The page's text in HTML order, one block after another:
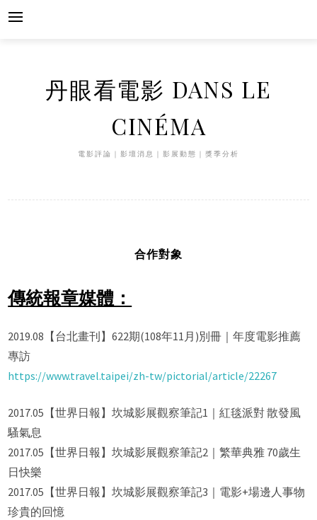
Skip
丹眼看電影 DANS LE
CINÉMA
電影評論｜影壇消息｜影展動態｜獎季分析
合作對象
傳統報章媒體：
2019.08【台北畫刊】622期(108年11月)別冊｜年度電影推薦
專訪
https://www.travel.taipei/zh-tw/pictorial/article/22267
2017.05【世界日報】坎城影展觀察筆記1｜紅毯派對 散發風
騷氣息
2017.05【世界日報】坎城影展觀察筆記2｜繁華典雅 70歲生
日快樂
2017.05【世界日報】坎城影展觀察筆記3｜電影+場邊人事物
珍貴的回憶